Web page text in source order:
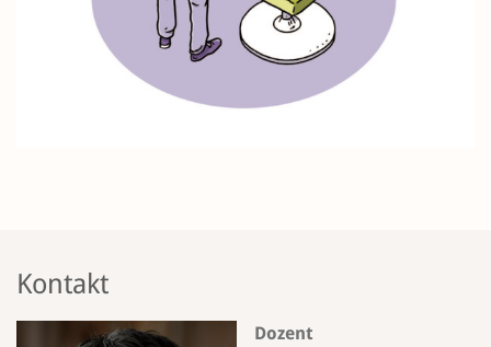
Kontakt
Dozent